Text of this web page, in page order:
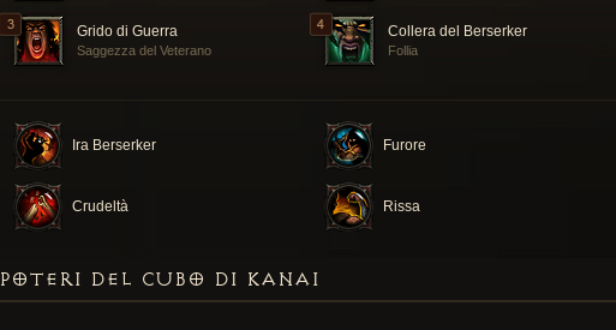
Grido di Guerra
Saggezza del Veterano
Collera del Berserker
Follia
Ira Berserker Furore
Crudeltà Rissa
POTERI DEL CUBO DI KANAI